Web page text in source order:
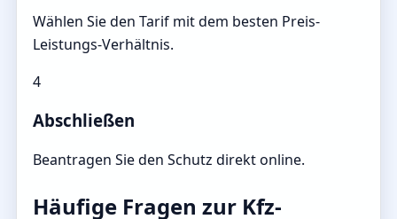
Wählen Sie den Tarif mit dem besten Preis-
Leistungs-Verhältnis.
4
Abschließen
Beantragen Sie den Schutz direkt online.
Häufige Fragen zur Kfz-